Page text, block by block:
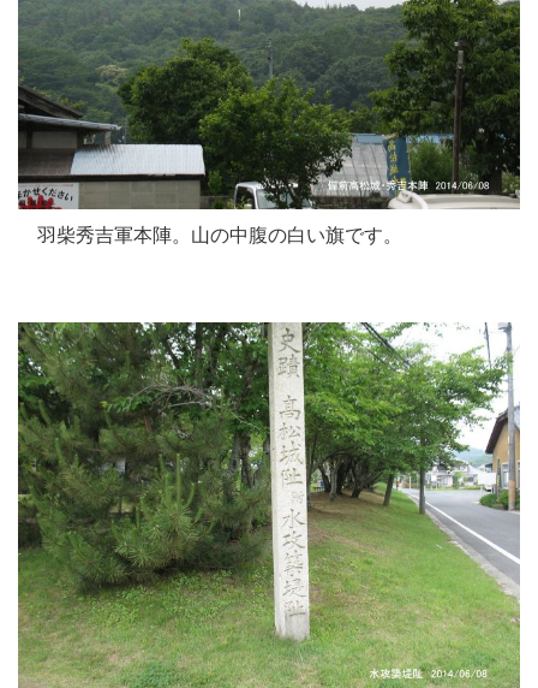
羽柴秀吉軍本陣。山の中腹の白い旗です。